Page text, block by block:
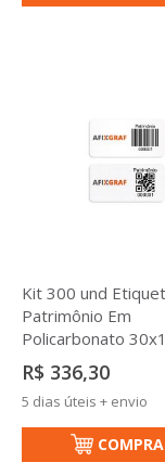
Kit 300 und
Patrimônio Em
Policarbonato
R$ 336,30
5 dias úteis + envio